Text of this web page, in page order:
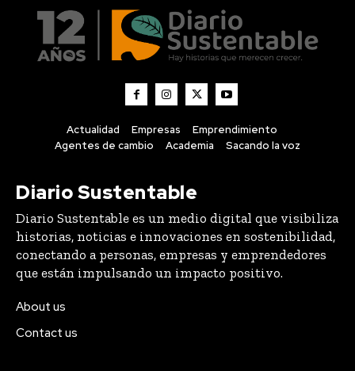
Actualidad Empresas
Emprendimiento
Agentes de cambio
Academia Sacando la voz
Diario Sustentable
Diario Sustentable es un medio digital que visibiliza
historias, noticias e innovaciones en sostenibilidad,
conectando a personas, empresas y emprendedores
que están impulsando un impacto positivo.
About us
Contact us